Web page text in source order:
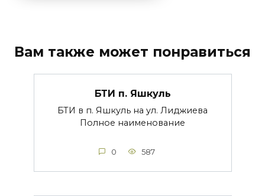
Вам также может понравиться
БТИ п. Яшкуль
БТИ в п. Яшкуль на ул. Лиджиева
Полное наименование
0 587